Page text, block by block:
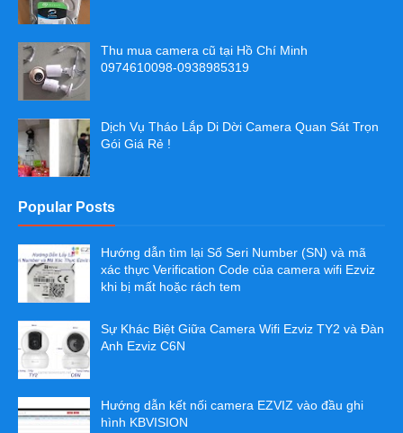
Thu mua camera cũ tại Hồ Chí Minh
0974610098-0938985319
Dịch Vụ Tháo Lắp Di Dời Camera Quan Sát Trọn
Gói Giá Rẻ !
Popular Posts
Hướng dẫn tìm lại Số Seri Number (SN) và mã
xác thực Verification Code của camera wifi Ezviz
khi bị mất hoặc rách tem
Sự Khác Biệt Giữa Camera Wifi Ezviz TY2 và Đàn
Anh Ezviz C6N
Hướng dẫn kết nối camera EZVIZ vào đầu ghi
hình KBVISION